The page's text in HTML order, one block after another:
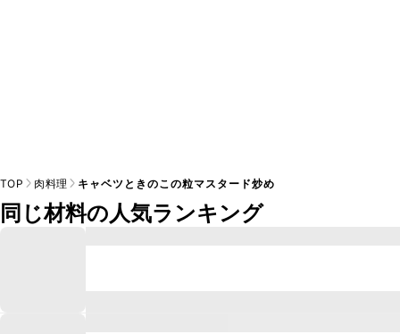
TOP 肉料理 キャベツときのこの粒マスタード炒め
同じ材料の人気ランキング